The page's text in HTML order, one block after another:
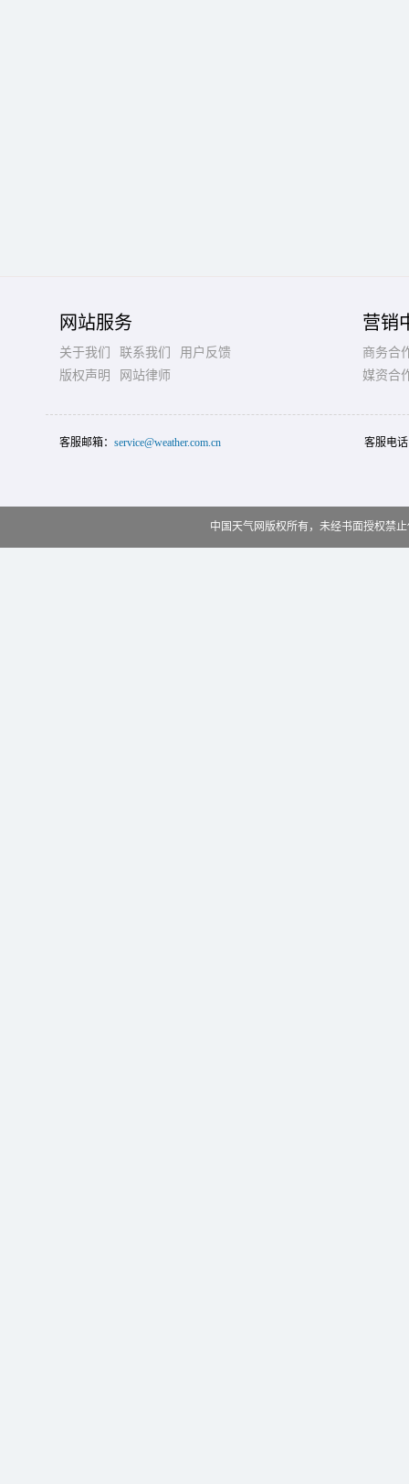
网站服务
关于我们 联系我们
用户反馈
版权声明
网站律师
营销
商务合
媒资合
客服邮箱： service@weather.com.cn 客服电
中国天气网版权所有，未经书面授权